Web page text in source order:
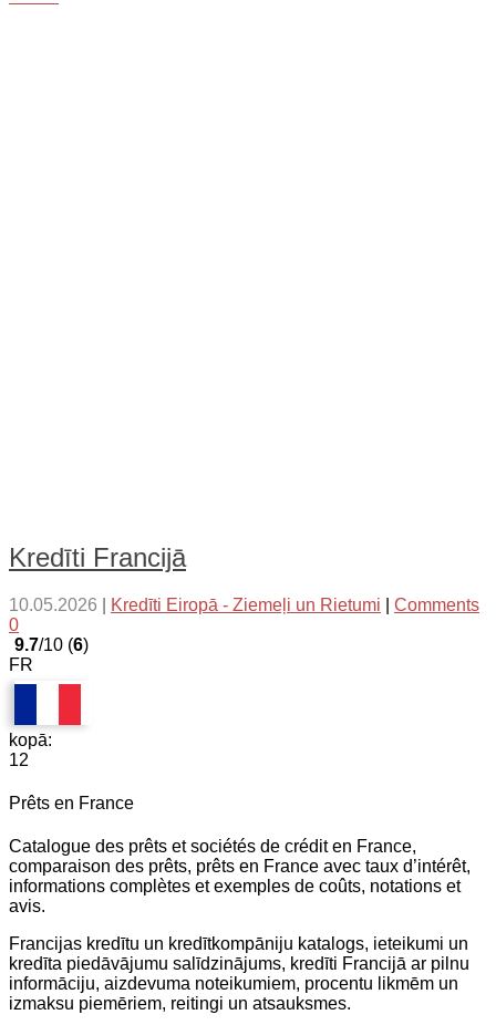
Kredīti Francijā
10.05.2026 Kredīti Eiropā - Ziemeļi un Rietumi
Comments
0
9.7/10 (6)
FR
kopā:
12
Prêts en France
Catalogue des prêts et sociétés de crédit en France,
comparaison des prêts, prêts en France avec taux d’intérêt,
informations complètes et exemples de coûts, notations et
avis.
Francijas kredītu un kredītkompāniju katalogs, ieteikumi un
kredīta piedāvājumu salīdzinājums, kredīti Francijā ar pilnu
informāciju, aizdevuma noteikumiem, procentu likmēm un
izmaksu piemēriem, reitingi un atsauksmes.